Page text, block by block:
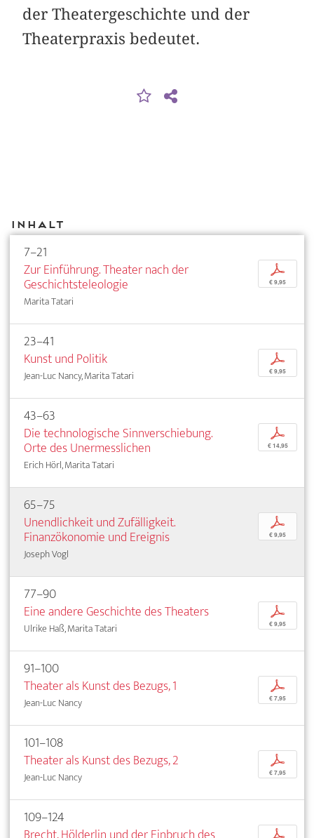
der Theatergeschichte und der
Theaterpraxis bedeutet.
Inhalt
7–21
Zur Einführung. Theater nach der
Geschichtsteleologie
Marita Tatari
p
€ 9,95
23–41
Kunst und Politik
Jean-Luc Nancy, Marita Tatari
p
€ 9,95
43–63
Die technologische Sinnverschiebung.
Orte des Unermesslichen
Erich Hörl, Marita Tatari
p
€ 14,95
65–75
Unendlichkeit und Zufälligkeit.
Finanzökonomie und Ereignis
Joseph Vogl
p
€ 9,95
77–90
Eine andere Geschichte des Theaters
Ulrike Haß, Marita Tatari
p
€ 9,95
91–100
Theater als Kunst des Bezugs, 1
Jean-Luc Nancy
p
€ 7,95
101–108
Theater als Kunst des Bezugs, 2
Jean-Luc Nancy
p
€ 7,95
109–124
p